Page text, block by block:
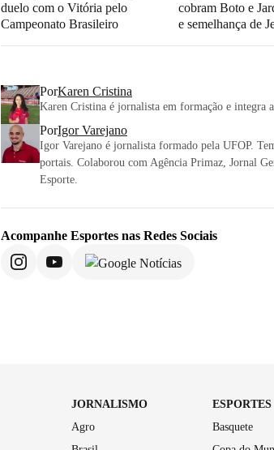
duelo com o Vitória pelo
Campeonato Brasileiro
cobram Boto e
e semelhança de
PorKaren Cristina
Karen Cristina é jornalista em formação e integra
PorIgor Varejano
Igor Varejano é jornalista formado pela UFOP.
portais. Colaborou com Agência Primaz, Jornal
Esporte.
Acompanhe Esportes nas Redes Sociais
JORNALISMO
Agro
ESPORTES
Basquete